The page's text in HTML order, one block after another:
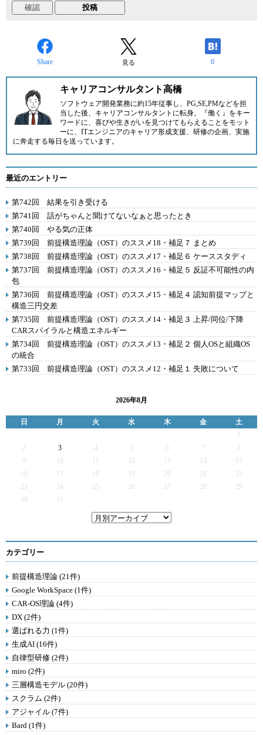
Share 見る 0
キャリアコンサルタント高橋
ソフトウェア開発業務に約15年従事し、PG,SE,PMなどを担
当した後、キャリアコンサルタントに転身。『働く』をキー
ワードに、喜びや生きがいを見つけてもらえることをモット
ーに、ITエンジニアのキャリア形成支援、研修の企画、実施
に奔走する毎日を送っています。
最近のエントリー
第742回 結果を引き受ける
第741回 話がちゃんと聞けてないなぁと思ったとき
第740回 やる気の正体
第739回 前提構造理論（OST）のススメ18・補足７ まとめ
第738回 前提構造理論（OST）のススメ17・補足６ ケーススタディ
第737回 前提構造理論（OST）のススメ16・補足５ 反証不可能性の内
包
第736回 前提構造理論（OST）のススメ15・補足４ 認知前提マップと
構造三円交差
第735回 前提構造理論（OST）のススメ14・補足３ 上昇/同位/下降
CARスパイラルと構造エネルギー
第734回 前提構造理論（OST）のススメ13・補足２ 個人OSと組織OS
の統合
第733回 前提構造理論（OST）のススメ12・補足１ 失敗について
2026年8月
日 月 火 水 木 金
土
2
3 4 5 6 7
9
12 13 14
15
16
17 19 20 21
22
23
24 25 26 27 28
29
30
31
カテゴリー
前提構造理論 (21件)
Google WorkSpace (1件)
CAR-OS理論 (4件)
DX (2件)
選ばれる力 (1件)
生成AI (16件)
自律型研修 (2件)
miro (2件)
三層構造モデル (20件)
スクラム (2件)
アジャイル (7件)
Bard (1件)